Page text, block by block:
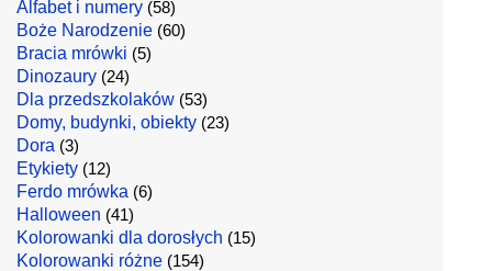
Alfabet i numery (58)
Boże Narodzenie (60)
Bracia mrówki (5)
Dinozaury (24)
Dla przedszkolaków (53)
Domy, budynki, obiekty (23)
Dora (3)
Etykiety (12)
Ferdo mrówka (6)
Halloween (41)
Kolorowanki dla dorosłych (15)
Kolorowanki różne (154)